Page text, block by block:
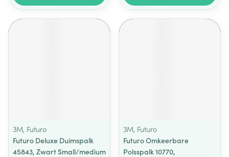
3M, Futuro
Futuro Deluxe Duimspalk
45843, Zwart Small/medium
3M, Futuro
Futuro Omkeerbare
Polsspalk 10770,